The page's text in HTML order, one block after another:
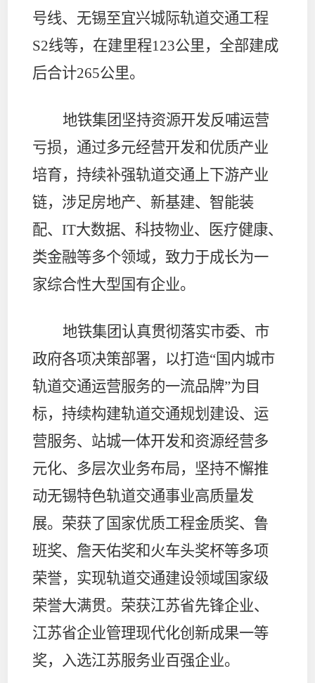
号线、无锡至宜兴城际轨道交通工程
S2线等，在建里程123公里，全部建成
后合计265公里。
地铁集团坚持资源开发反哺运营
亏损，通过多元经营开发和优质产业
培育，持续补强轨道交通上下游产业
链，涉足房地产、新基建、智能装
配、 IT大数据、科技物业、医疗健康、
类金融等多个领域，致力于成长为一
家综合性大型国有企业。
地铁集团认真贯彻落实市委、市
政府各项决策部署，以打造“国内城市
轨道交通运营服务的一流品牌”为目
标，持续构建轨道交通规划建设、运
营服务、站城一体开发和资源经营多
元化、多层次业务布局，坚持不懈推
动无锡特色轨道交通事业高质量发
展。荣获了国家优质工程金质奖、鲁
班奖、詹天佑奖和火车头奖杯等多项
荣誉，实现轨道交通建设领域国家级
荣誉大满贯。荣获江苏省先锋企业、
江苏省企业管理现代化创新成果一等
奖，入选江苏服务业百强企业。